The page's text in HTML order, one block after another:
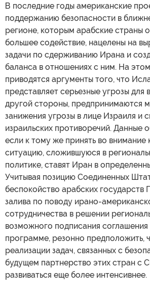
В последние годы американские
поддержанию безопасности в
регионе, которым арабские страны
большее содействие, нацелены на
задачи по сдерживанию Ирана и
баланса в отношениях с ним. На
приводятся аргументы того, что
представляет серьезные угрозы для
другой стороны, предпринимаются
занижения угрозы в лице Израиля и
израильских противоречий. Данные
если к тому же принять во внимание
ситуацию, сложившуюся в
политике, ставят Иран в
Учитывая позицию Соединенных
беспокойство арабских государств
залива по поводу ирано-
сотрудничества в решении
возможного подписания
программе, резонно предположить,
реализации задач, связанных с
будущем партнерство этих стран с
развиваться еще более интенсивнее.